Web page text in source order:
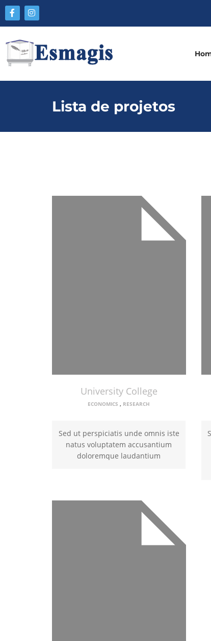
Lista de projetos
University College
ECONOMICS , RESEARCH
Sed ut perspiciatis unde omnis iste
natus voluptatem accusantium
doloremque laudantium